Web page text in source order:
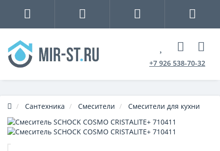
+7 926 538-70-32
Сантехника Смесители Смесители для кухни